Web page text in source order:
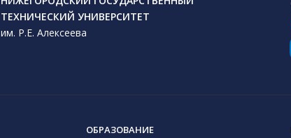
ТЕХНИЧЕСКИЙ УНИВЕРСИТЕТ
им. Р.Е. Алексеева
ОБРАЗОВАНИЕ